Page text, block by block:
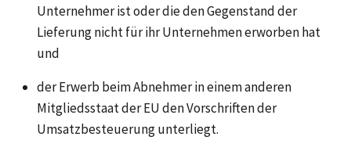
Unternehmer ist oder die den Gegenstand der
Lieferung nicht für ihr Unternehmen erworben hat
und
der Erwerb beim Abnehmer in einem anderen
Mitgliedsstaat der EU den Vorschriften der
Umsatzbesteuerung unterliegt.